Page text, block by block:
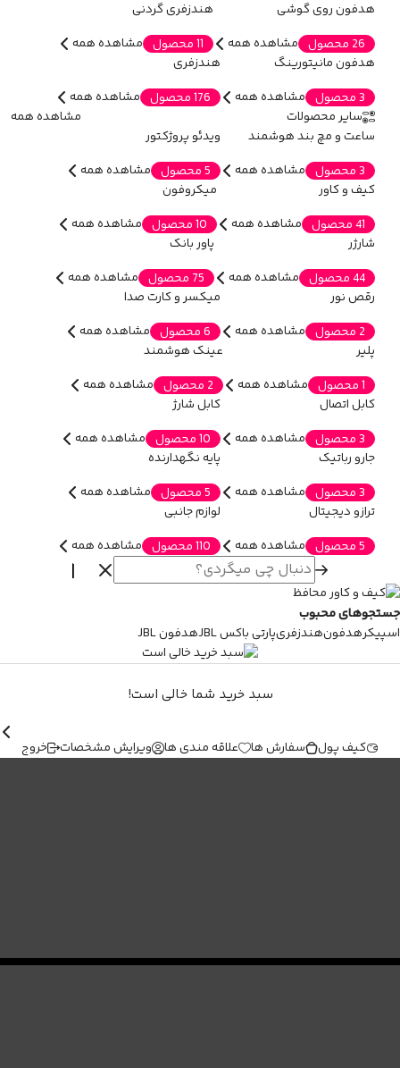
هدفون روی گوشی
26 محصول
مشاهده همه
هندزفری گردنی
11 محصول
مشاهده همه
هدفون مانیتورینگ
3 محصول
مشاهده همه
هندزفری
176 محصول
مشاهده همه
سایر محصولات
مشاهده همه
ساعت و مچ بند هوشمند
3 محصول
مشاهده همه
ویدئو پروژکتور
5 محصول
مشاهده همه
کیف و کاور
41 محصول
مشاهده همه
میکروفون
10 محصول
مشاهده همه
شارژر
44 محصول
مشاهده همه
پاور بانک
75 محصول
مشاهده همه
رقص نور
2 محصول
مشاهده همه
میکسر و کارت صدا
6 محصول
مشاهده همه
پلیر
1 محصول
مشاهده همه
عینک هوشمند
2 محصول
مشاهده همه
کابل اتصال
3 محصول
مشاهده همه
کابل شارژ
10 محصول
مشاهده همه
جارو رباتیک
3 محصول
مشاهده همه
پایه نگهدارنده
5 محصول
مشاهده همه
ترازو دیجیتال
5 محصول
مشاهده همه
لوازم جانبی
110 محصول
مشاهده همه
جستجوهای محبوب
اسپیکرهدفونهندزفریپارتی باکس JBL هدفون JBL
سبد خرید شما خالی است!
کیف پول سفارش ها علاقه مندی ها ویرایش مشخصات خروج